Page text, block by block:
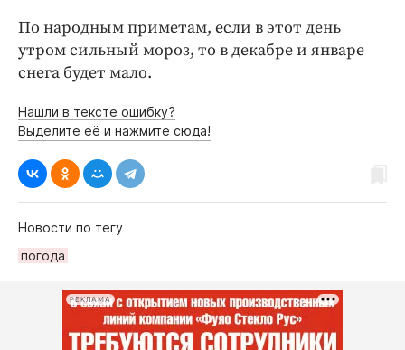
По народным приметам, если в этот день
утром сильный мороз, то в декабре и январе
снега будет мало.
Нашли в тексте ошибку?
Выделите её и нажмите сюда!
Новости по тегу
погода
РЕКЛАМА